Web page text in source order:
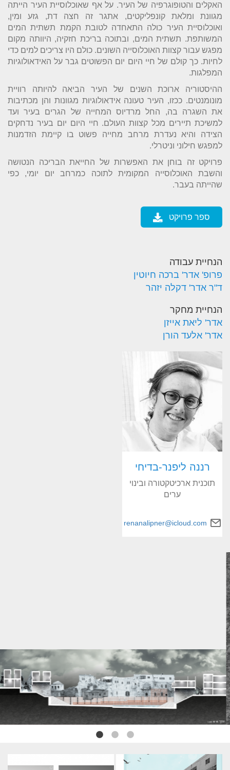
האקלים והטופוגרפיה של העיר. על אף שאוכלוסיית העיר הייתה
מגוונת ומלאת קונפליקטים, אתגר זה חצה דת, גזע ומין,
ואוכלוסיית העיר כולה התאחדה לטובת הקמת תשתית המים
המשותפת. תשתית המים, ובתוכה בריכת חזקיה, היוותה מקום
מפגש עבור קצוות האוכלוסייה השונים. כולם היו צריכים למים כדי
לחיות. כך קולם של חיי היום יום הפשוטים גבר על האידאולוגיות
המפלגות.
ההיסטוריה ארוכת השנים של העיר הביאה להיותה רוויית
מונומנטים. ככזו, העיר טעונה אידאולוגיות מגוונות והן מכתיבות
את השגרה בה, החל מרדיוס המחייה של הגרים בעיר ועד
למשיכת תיירים מכל קצוות העולם. חיי היום יום בעיר נדחקים
הצידה והיא נעדרת מרחב מחייה פשוט בו קיימת הזדמנות
למפגש חילוני וניטרלי.
פרויקט זה בוחן את האפשרות של החייאת הבריכה הנטושה
והשבת האוכלוסייה המקומית לתוכה כמרחב יום יומי, כפי
שהייתה בעבר.
ספר פרויקט
הנחיית עבודה
פרופ' אדר' ברכה חיוטין
ד"ר אדר' דקלה יזהר
הנחיית מחקר
אדר' ליאת אייזן
אדר' אלעד הורן
רננה ליפנר-בדיחי
תוכנית ארכיטקטורה ובינוי
ערים
renanalipner@icloud.com